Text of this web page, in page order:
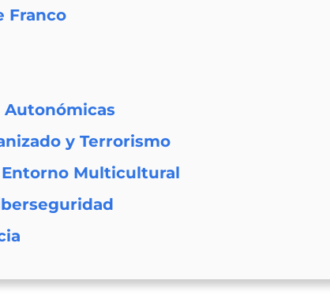
Franco
Autonómicas
y Terrorismo
Multicultural